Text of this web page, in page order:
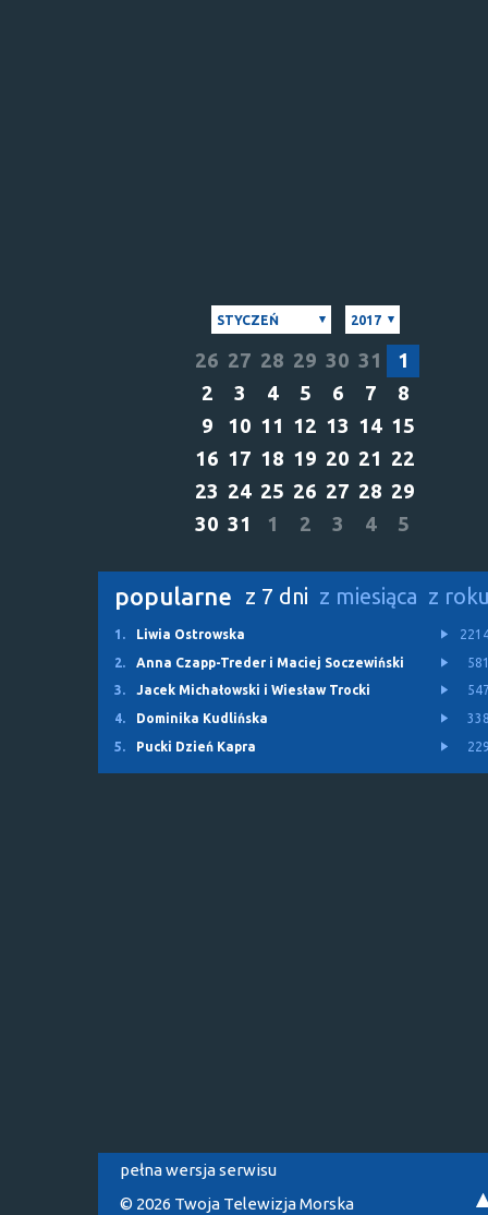
STYCZEŃ 2017
26 27 28 29 30 31
1
2
3 4 5 6 7
8
9
10 11 12 13 14 15
16 17 18 19 20 21 22
23 24 25 26 27 28 29
30 31 1 2 3 4 5
popularne z 7 dni z miesiąca z
1. Liwia Ostrowska
2.
Anna Czapp-Treder i Maciej Soczewiński
3.
Jacek Michałowski i Wiesław Trocki
4.
Dominika Kudlińska
5.
Pucki Dzień Kapra
pełna wersja serwisu
© 2026 Twoja Telewizja Morska